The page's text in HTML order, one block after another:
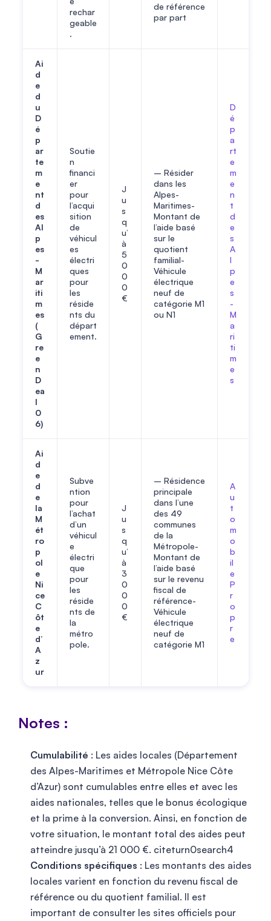
rechar
geable
.
de référence
par part
Ai
d
e
d
u
D
é
p
ar
te
m
e
nt
d
es
Al
p
es
-
M
ar
iti
m
es
(
G
re
e
n
D
ea
l
0
6)
Soutie
n
financi
er
pour
l’acqui
sition
de
véhicul
es
électri
ques
pour
les
réside
nts du
départ
ement.
J
u
s
q
u’
à
5
0
0
0
€
– Résider
dans les
Alpes-
Maritimes-
Montant de
l’aide basé
sur le
quotient
familial-
Véhicule
électrique
neuf de
catégorie M1
ou N1
D
é
p
a
rt
e
m
e
n
t
d
e
s
A
l
p
e
s
-
M
a
ri
ti
m
e
s
Ai
d
e
d
e
la
M
ét
ro
p
ol
e
Ni
ce
C
ôt
e
d’
A
z
ur
Subve
ntion
pour
l’achat
d’un
véhicul
e
électri
que
pour
les
réside
nts de
la
métro
pole.
J
u
s
q
u’
à
3
0
0
0
€
– Résidence
principale
dans l’une
des 49
communes
de la
Métropole-
Montant de
l’aide basé
sur le revenu
fiscal de
référence-
Véhicule
électrique
neuf de
catégorie M1
A
u
t
o
m
o
b
il
e
P
r
o
p
r
e
Notes :
Cumulabilité : Les aides locales (Département
des Alpes-Maritimes et Métropole Nice Côte
d’Azur) sont cumulables entre elles et avec les
aides nationales, telles que le bonus écologique
et la prime à la conversion. Ainsi, en fonction de
votre situation, le montant total des aides peut
atteindre jusqu’à 21 000 €. citeturn0search4
Conditions spécifiques : Les montants des aides
locales varient en fonction du revenu fiscal de
référence ou du quotient familial. Il est
important de consulter les sites officiels pour